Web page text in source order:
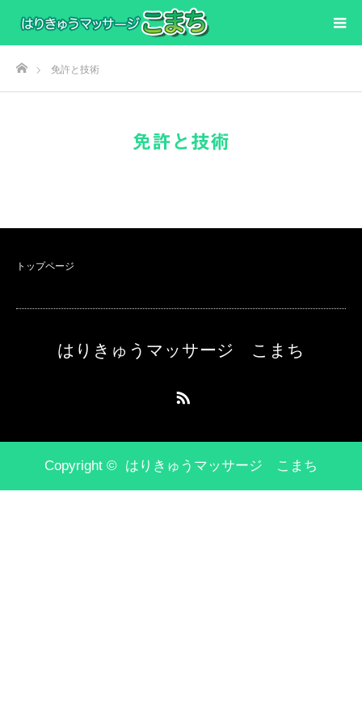
ホーム
免許と技術
免許と技術
トップページ
はりきゅうマッサージ こまち
Copyright © はりきゅうマッサージ こまち